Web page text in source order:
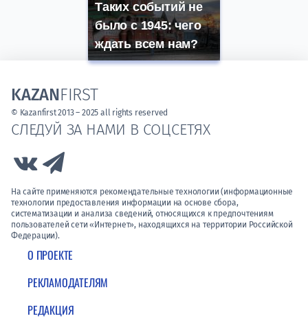
Таких событий не
было с 1945: чего
ждать всем нам?
О ПРОЕКТЕ
РЕКЛАМОДАТЕЛЯМ
РЕДАКЦИЯ
СЛЕДУЙ ЗА НАМИ В СОЦСЕТЯХ
Link to Vk
На сайте применяются рекомендательные технологии (информационные
технологии предоставления информации на основе сбора,
систематизации и анализа сведений, относящихся к предпочтениям
пользователей сети «Интернет», находящихся на территории Российской
Федерации).
KAZANFIRST
© Kazanfirst 2013 – 2025 all rights reserved